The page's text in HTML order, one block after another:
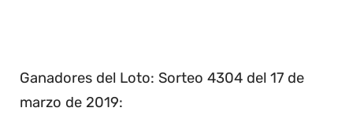
Ganadores del Loto: Sorteo 4304 del 17 de
marzo de 2019: